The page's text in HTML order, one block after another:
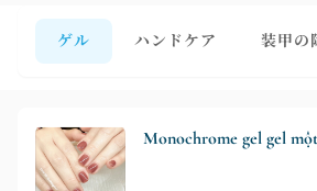
ゲル ハンドケア 装甲の
Monochrome gel gel